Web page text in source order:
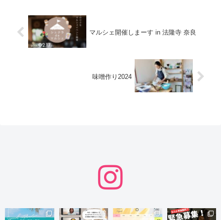
マルシェ開催しまーす in 法隆寺 奈良
味噌作り2024